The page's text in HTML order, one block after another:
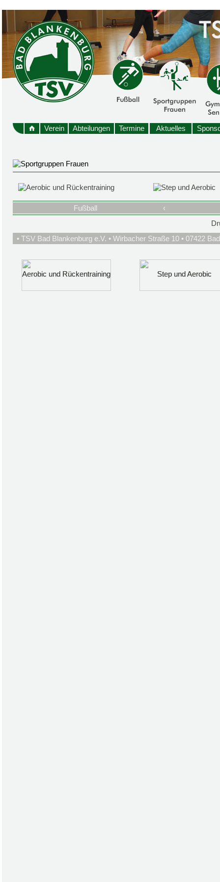
Verein Abteilungen Termine Aktuelles
Aerobic und Rückentraining
Aerobic und Rückentraining Step und Aerobic
Step und Aerobic
Fußball
‹
• TSV Bad Blankenburg e.V. • Wirbacher Straße 10 • 07422